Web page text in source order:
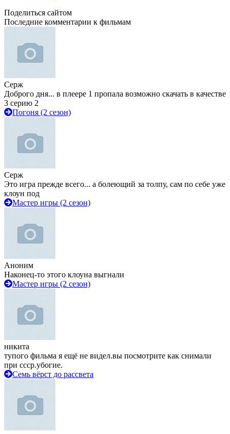
Поделиться сайтом
Последние комментарии к фильмам
Серж
Доброго дня... в плеере 1 пропала возможно скачать в качестве
3 серию 2
Погоня (2 сезон)
Серж
Это игра прежде всего... а болеющий за толпу, сам по себе уже
клоун под
Мастер игры (2 сезон)
Аноним
Наконец-то этого клоуна выгнали
Мастер игры (2 сезон)
никита
тупого фильма я ещё не видел.вы посмотрите как снимали
при ссср.убогие.
Семь вёрст до рассвета